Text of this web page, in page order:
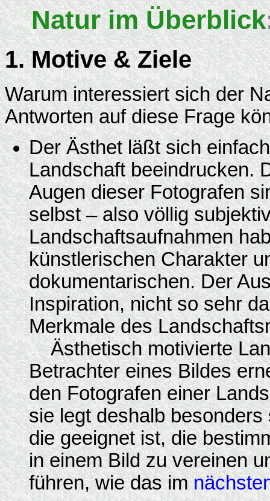
Natur im Überblick
1. Motive & Ziele
Warum interessiert sich der
Antworten auf diese Frage
Der Ästhet läßt sich
Landschaft beeindrucken.
Augen dieser Fotografen
selbst – also völlig
Landschaftsaufnahmen
künstlerischen Charakter
dokumentarischen. Der
Inspiration, nicht so sehr
Merkmale des
Ästhetisch motivierte
Betrachter eines Bildes
den Fotografen einer
sie legt deshalb
die geeignet ist, die
in einem Bild zu vereinen
führen, wie das im